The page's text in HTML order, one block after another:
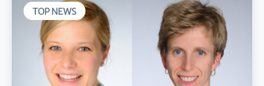
TOP NEWS